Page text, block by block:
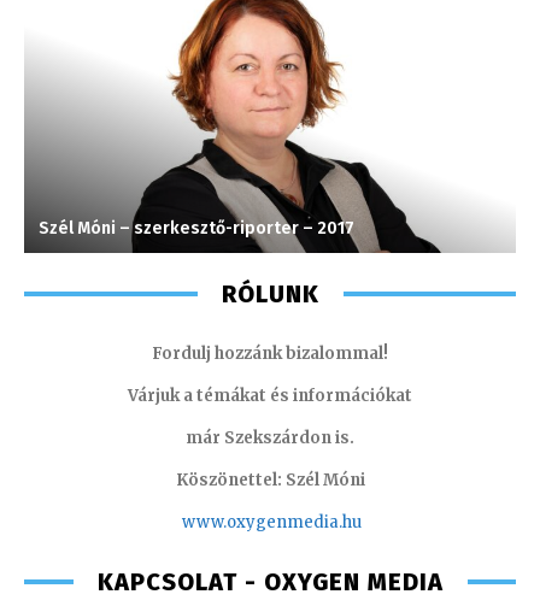
Szél Móni – szerkesztő-riporter – 2017
RÓLUNK
Fordulj hozzánk bizalommal!
Várjuk a témákat és információkat
már Szekszárdon is.
Köszönettel: Szél Móni
www.oxygenmedia.hu
KAPCSOLAT - OXYGEN MEDIA